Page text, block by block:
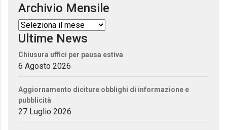
Archivio Mensile
Ultime News
Chiusura uffici per pausa estiva
6 Agosto 2026
Aggiornamento diciture obblighi di informazione e
pubblicità
27 Luglio 2026